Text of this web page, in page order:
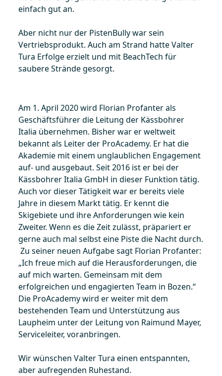
einfach gut an.
Aber nicht nur der PistenBully war sein
Vertriebsprodukt. Auch am Strand hatte Valter
Tura Erfolge erzielt und mit BeachTech für
saubere Strände gesorgt.
Am 1. April 2020 wird Florian Profanter als
Geschäftsführer die Leitung der Kässbohrer
Italia übernehmen. Bisher war er weltweit
bekannt als Leiter der ProAcademy. Er hat die
Akademie mit einem unglaublichen Engagement
auf- und ausgebaut. Seit 2016 ist er bei der
Kässbohrer Italia GmbH in dieser Funktion tätig.
Auch vor dieser Tätigkeit war er bereits viele
Jahre in diesem Markt tätig. Er kennt die
Skigebiete und ihre Anforderungen wie kein
Zweiter. Wenn es die Zeit zulässt, präpariert er
gerne auch mal selbst eine Piste die Nacht durch.
Zu seiner neuen Aufgabe sagt Florian Profanter:
„Ich freue mich auf die Herausforderungen, die
auf mich warten. Gemeinsam mit dem
erfolgreichen und engagierten Team in Bozen.“
Die ProAcademy wird er weiter mit dem
bestehenden Team und Unterstützung aus
Laupheim unter der Leitung von Raimund Mayer,
Serviceleiter, voranbringen.
Wir wünschen Valter Tura einen entspannten,
aber aufregenden Ruhestand.